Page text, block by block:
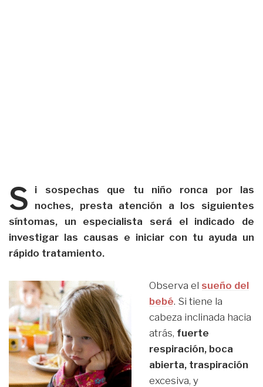
S
i sospechas que tu niño ronca por las
noches, presta atención a los siguientes
síntomas, un especialista será el indicado de
investigar las causas e iniciar con tu ayuda un
rápido tratamiento.
Observa el sueño del
bebé. Si tiene la
cabeza inclinada hacia
atrás, fuerte
respiración, boca
abierta, traspiración
excesiva, y